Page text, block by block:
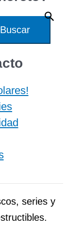
series y